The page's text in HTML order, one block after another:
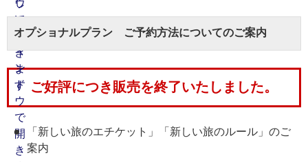
オプショナルプラン ご予約方法についてのご案内
ご好評につき販売を終了いたしました。
「新しい旅のエチケット」「新しい旅のルール」のご
案内